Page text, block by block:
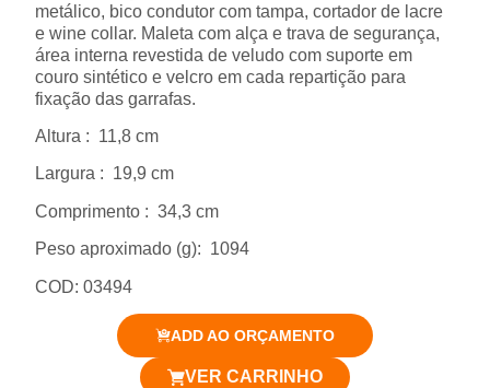
metálico, bico condutor com tampa, cortador de lacre
e wine collar. Maleta com alça e trava de segurança,
área interna revestida de veludo com suporte em
couro sintético e velcro em cada repartição para
fixação das garrafas.
Altura : 11,8 cm
Largura : 19,9 cm
Comprimento : 34,3 cm
Peso aproximado (g): 1094
COD: 03494
ADD AO ORÇAMENTO
VER CARRINHO